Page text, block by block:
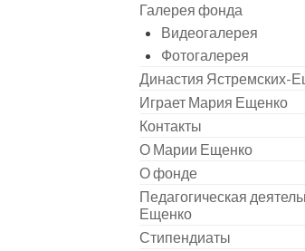
Галерея фонда
Видеогалерея
Фотогалерея
Династия Ястремских-
Играет Мария Ещенко
Контакты
О Марии Ещенко
О фонде
Педагогическая
Ещенко
Стипендиаты